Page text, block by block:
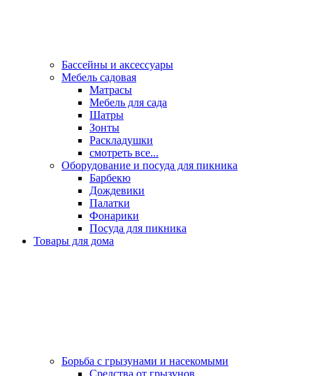
Бассейны и аксессуары
Мебель садовая
Матрасы
Мебель для сада
Шатры
Зонты
Раскладушки
смотреть все...
Оборудование и посуда для пикника
Барбекю
Дождевики
Палатки
Фонарики
Посуда для пикника
Товары для дома
Борьба с грызунами и насекомыми
Средства от грызунов